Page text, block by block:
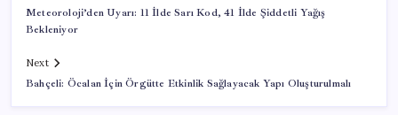
Meteoroloji’den Uyarı: 11 İlde Sarı Kod, 41 İlde Şiddetli Yağış
Bekleniyor
Next
Bahçeli: Öcalan İçin Örgütte Etkinlik Sağlayacak Yapı Oluşturulmalı